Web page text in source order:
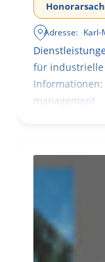
Adresse: Karl-
für industrielle
management